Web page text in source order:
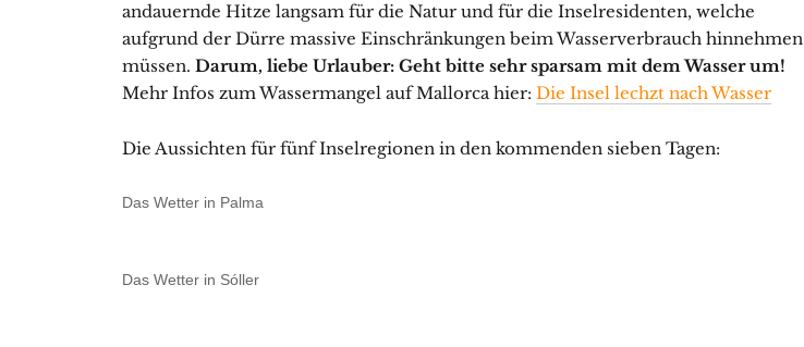
andauernde Hitze langsam für die Natur und für die Inselresidenten, welche
aufgrund der Dürre massive Einschränkungen beim Wasserverbrauch hinnehmen
müssen. Darum, liebe Urlauber: Geht bitte sehr sparsam mit dem Wasser um!
Mehr Infos zum Wassermangel auf Mallorca hier: Die Insel lechzt nach Wasser
Die Aussichten für fünf Inselregionen in den kommenden sieben Tagen:
Das Wetter in Palma
Das Wetter in Sóller